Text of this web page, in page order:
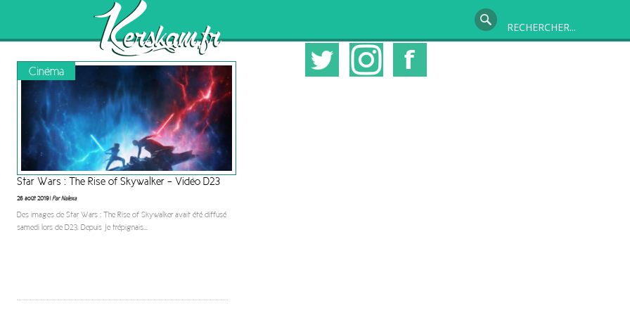
Cinéma
Star Wars : The Rise of Skywalker – Vidéo D23
26 août 2019 |Par Nalexa
Des images de Star Wars : The Rise of Skywalker avait été diffusé
samedi lors de D23. Depuis je trépignais...